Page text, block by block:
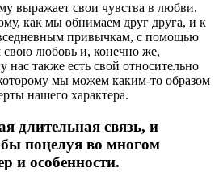
выражает свои чувства в любви.
как мы обнимаем друг друга, и к
привычкам, с помощью
любовь и, конечно же,
нас также есть свой относительно
мы можем каким-то образом
нашего характера.
длительная связь, и
поцелуя во многом
и особенности.